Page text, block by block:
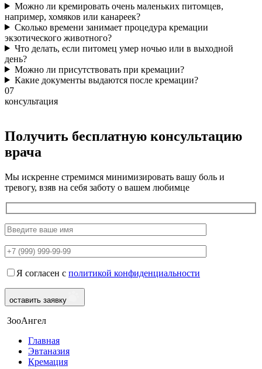
Можно ли кремировать очень маленьких питомцев,
например, хомяков или канареек?
Сколько времени занимает процедура кремации
экзотического животного?
Что делать, если питомец умер ночью или в выходной
день?
Можно ли присутствовать при кремации?
Какие документы выдаются после кремации?
07
консультация
Получить бесплатную консультацию
врача
Мы искренне стремимся минимизировать вашу боль и
тревогу, взяв на себя заботу о вашем любимце
Я согласен с политикой конфиденциальности
оставить заявку
ЗооАнгел
Главная
Эвтаназия
Кремация